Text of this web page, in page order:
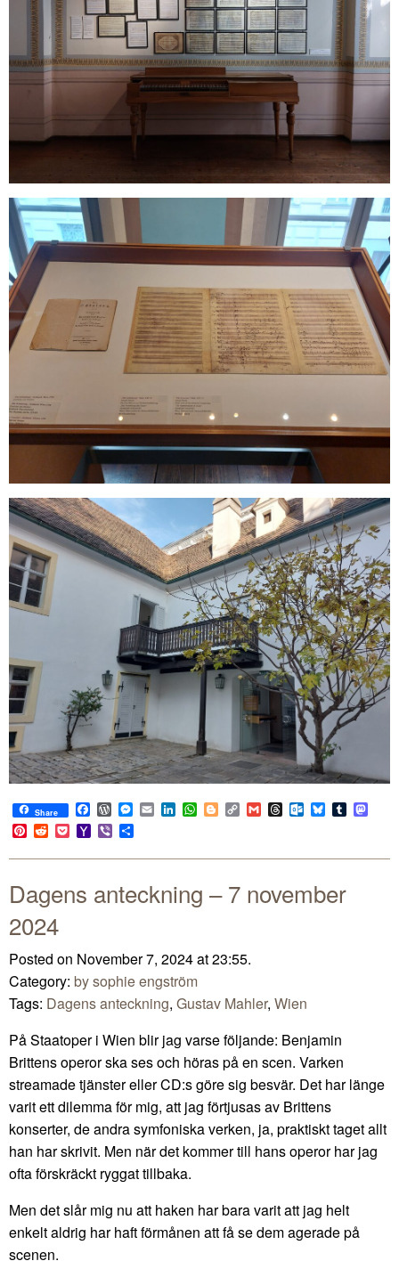
Share Facebook
WordPress
Messenger
EmailLinkedIn
WhatsApp
BloggerCopy
Link
GmailThreadsOutlook.com
BlueskyTumblr
Pinterest
RedditPocketYahoo
Mail
Viber
Dagens anteckning – 7 november
2024
Posted on November 7, 2024 at 23:55.
Category: by sophie engström
Tags: Dagens anteckning, Gustav Mahler, Wien
På Staatoper i Wien blir jag varse följande: Benjamin
Brittens operor ska ses och höras på en scen. Varken
streamade tjänster eller CD:s göre sig besvär. Det har länge
varit ett dilemma för mig, att jag förtjusas av Brittens
konserter, de andra symfoniska verken, ja, praktiskt taget allt
han har skrivit. Men när det kommer till hans operor har jag
ofta förskräckt ryggat tillbaka.
Men det slår mig nu att haken har bara varit att jag helt
enkelt aldrig har haft förmånen att få se dem agerade på
scenen.